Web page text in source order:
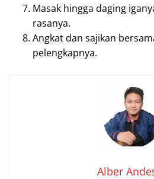
Masak hingga daging
rasanya.
Angkat dan sajikan
pelengkapnya.
Alber